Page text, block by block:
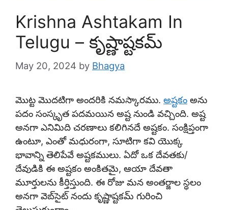
Krishna Ashtakam In
Telugu – కృష్ణాష్టకమ్
May 20, 2024 by Bhagya
మొట్ట మొదటిగా అందరికి నమస్కారము. అష్టకం అను
పదం సంస్కృత పదమయిన అష్ట నుండి వచ్చింది. అష్ట
అనగా ఎనిమిది చరణాలు కలిగినదే అష్టకం. సంక్షిప్తంగా
ఉంటూ, ఎంతో మధురంగా, సూటిగా కవి యొక్క
భావాన్ని తెలిపేవే అష్టకములు. ఏదో ఒక దేవతకు/
దేవుడికి ఈ అష్టకం అంకితమై, ఆయా దేవతా
మూర్తులను కీర్తిస్తుంది. ఈ రోజు మన అంతర్జాల స్థలం
అనగా వెబ్‌సైట్ నందు కృష్ణాష్టకమ్ గురించి